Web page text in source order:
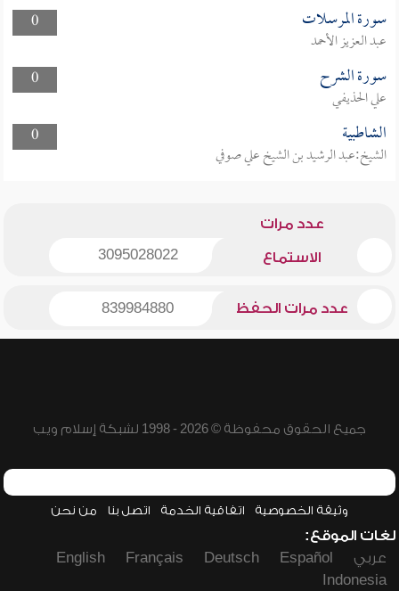
0
سورة المرسلات
عبد العزيز الأحمد
0
سورة الشرح
علي الحذيفي
0
الشاطبية
الشيخ:عبد الرشيد بن الشيخ علي صوفي
عدد مرات
الاستماع 3095028022
عدد مرات الحفظ 839984880
جميع الحقوق محفوظة © 2026 - 1998 لشبكة إسلام ويب
وثيقة الخصوصية اتفاقية الخدمة اتصل بنا من نحن
لغات الموقع:
عربي
Español
Deutsch
Français
English
Indonesia